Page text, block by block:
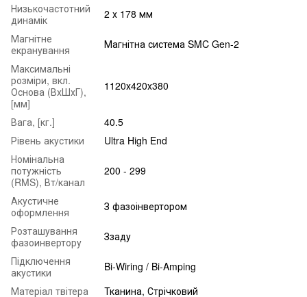
Низькочастотний
динамік
2 х 178 мм
Магнітне
екранування
Магнітна система SMC Gen-2
Максимальні
розміри, вкл.
Основа (ВхШхГ),
[мм]
1120х420х380
Вага, [кг.]
40.5
Рівень акустики
Ultra High End
Номінальна
потужність
(RMS), Вт/канал
200 - 299
Акустичне
оформлення
З фазоінвертором
Розташування
фазоинвертору
Ззаду
Підключення
акустики
Bi-Wiring / Bi-Amping
Матеріал твітера
Тканина, Стрічковий